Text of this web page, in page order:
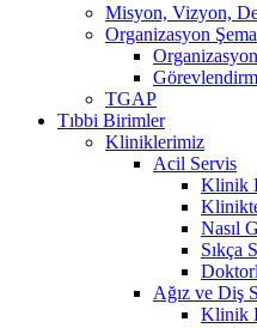
Misyon, Vizyon,
Organizasyon
Organizasyon
TGAP
Tıbbi Birimler
Kliniklerimiz
Acil Servis
Klinik
Nasıl
Sıkça
Ağız ve Diş
Klinik